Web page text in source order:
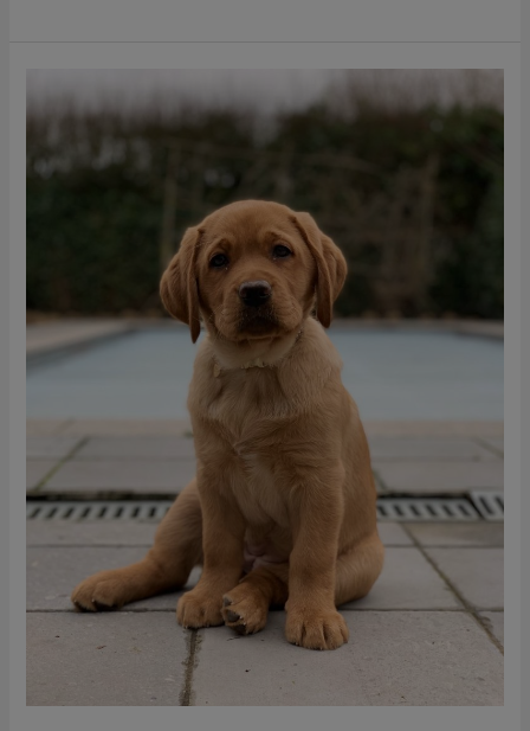
je
huurder
huisdieren